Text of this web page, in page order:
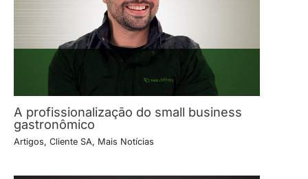
A profissionalização do small business
gastronômico
Artigos, Cliente SA, Mais Notícias